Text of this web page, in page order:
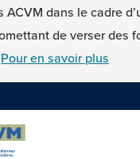
ACVM dans le cadre
de verser des
Pour en savoir plus